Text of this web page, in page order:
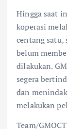
Hingga saat
koperasi
centang satu,
belum
dilakukan.
segera
dan
melakukan
Team/GMOCT